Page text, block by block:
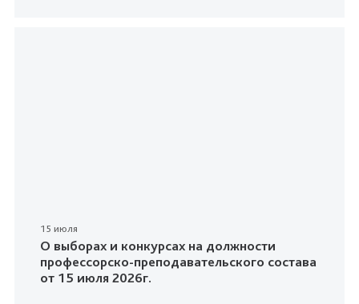
15 июля
О выборах и конкурсах на должности
профессорско-преподавательского состава
от 15 июля 2026г.